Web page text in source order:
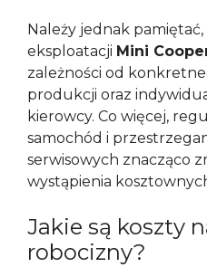
Należy jednak
eksploatacji Mini
zależności od
produkcji oraz
kierowcy. Co więcej,
samochód i
serwisowych znacząco
wystąpienia
Jakie są koszty
robocizny?